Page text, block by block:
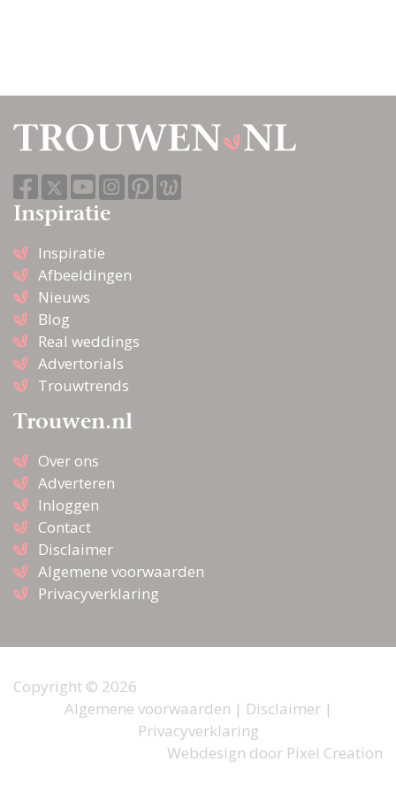
bling bling |
Bruidsmeisjes jurken
Wedding nanny huren
Superschattige
de ceremonie & bruiloft
Inspiratie
Inspiratie
Afbeeldingen
Nieuws
Blog
Real weddings
Advertorials
Trouwtrends
Trouwen.nl
Over ons
Adverteren
Inloggen
Contact
Disclaimer
Algemene voorwaarden
Privacyverklaring
Copyright © 2026
Algemene voorwaarden | Disclaimer|
Privacyverklaring
Webdesign door Pixel Creation